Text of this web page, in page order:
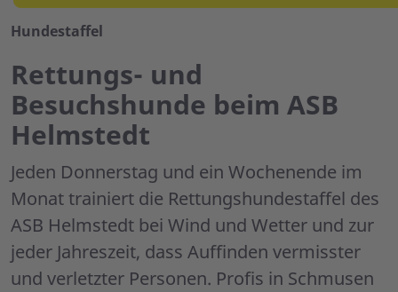
Hundestaffel
Rettungs- und
Besuchshunde beim ASB
Helmstedt
Jeden Donnerstag und ein Wochenende im
Monat trainiert die Rettungshundestaffel des
ASB Helmstedt bei Wind und Wetter und zur
jeder Jahreszeit, dass Auffinden vermisster
und verletzter Personen. Profis in Schmusen